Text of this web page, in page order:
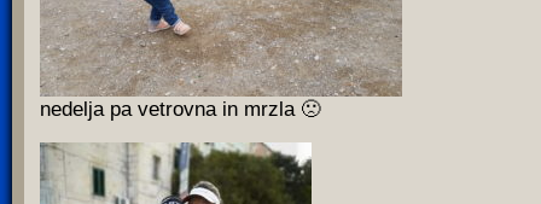
nedelja pa vetrovna in mrzla 🙁